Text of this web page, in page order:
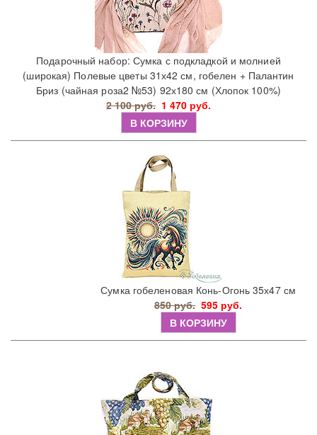
Подарочный набор: Сумка с подкладкой и молнией
(широкая) Полевые цветы 31х42 см, гобелен + Палантин
Бриз (чайная роза2 №53) 92х180 см (Хлопок 100%)
2 100 руб. 1 470 руб.
В КОРЗИНУ
Сумка гобеленовая Конь-Огонь 35х47 см
850 руб. 595 руб.
В КОРЗИНУ